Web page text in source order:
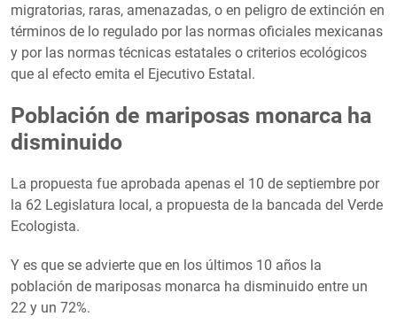
migratorias, raras, amenazadas, o en peligro de extinción en
términos de lo regulado por las normas oficiales mexicanas
y por las normas técnicas estatales o criterios ecológicos
que al efecto emita el Ejecutivo Estatal.
Población de mariposas monarca ha
disminuido
La propuesta fue aprobada apenas el 10 de septiembre por
la 62 Legislatura local, a propuesta de la bancada del Verde
Ecologista.
Y es que se advierte que en los últimos 10 años la
población de mariposas monarca ha disminuido entre un
22 y un 72%.